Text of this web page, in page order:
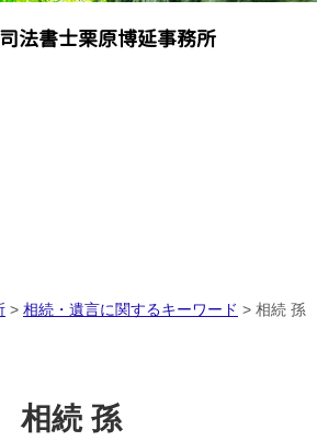
法書士栗原博延事務所
> 相続・遺言に関するキーワード > 相続 孫
相続 孫